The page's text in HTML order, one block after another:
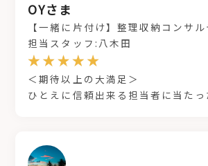
OYさま
【一緒に片付け】整理収納コンサル
担当スタッフ:八木田
＜期待以上の大満足＞
ひとえに信頼出来る担当者に当た